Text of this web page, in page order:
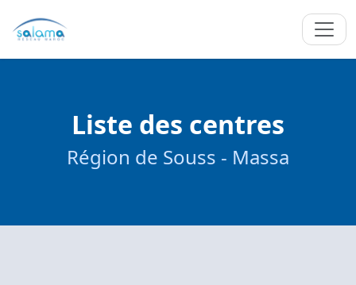
Liste des centres
Région de Souss - Massa